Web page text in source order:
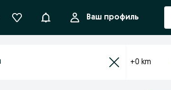
УведомленияВаш профиль
+0 km